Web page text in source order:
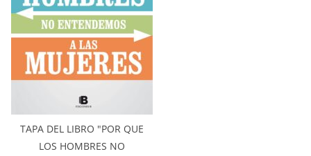
TAPA DEL LIBRO "POR QUE
LOS HOMBRES NO